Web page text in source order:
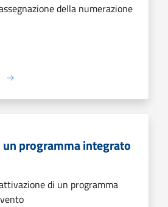
della numerazione
programma integrato
di un programma